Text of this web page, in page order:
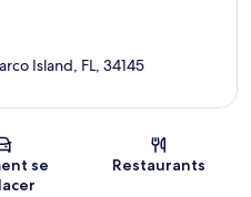
Carte
Island, FL, 34145
se
Restaurants